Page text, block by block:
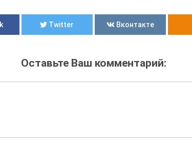
Оставьте Ваш комментарий: